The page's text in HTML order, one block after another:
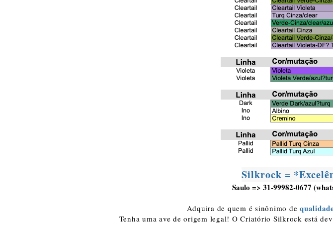
Silkrock =
Saulo => 31-99982-0677
Adquira de quem é sinônimo de
Tenha uma ave de origem legal! O Criatório Silkrock está